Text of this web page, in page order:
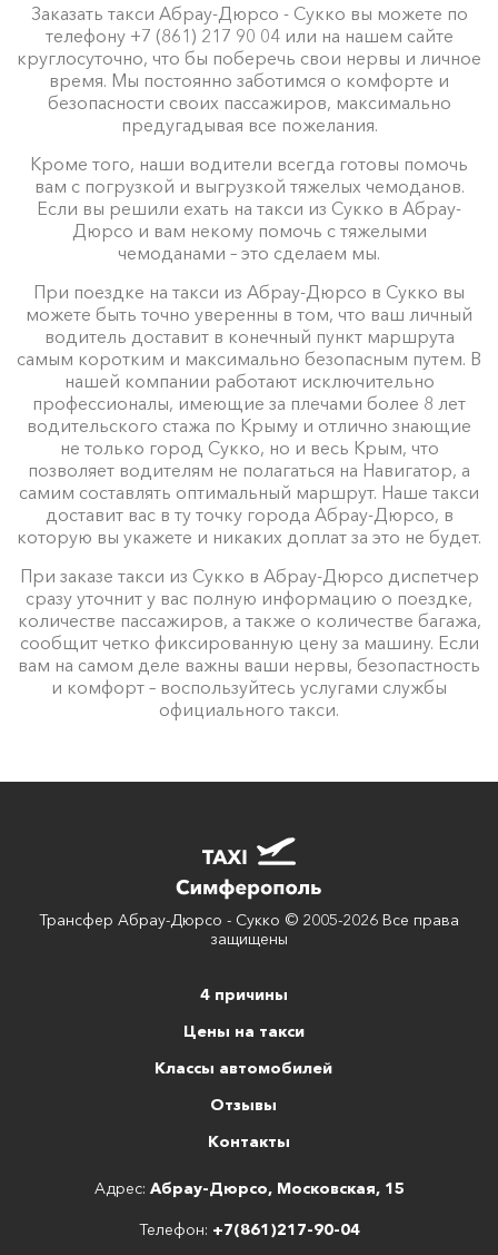
Заказать такси Абрау-Дюрсо - Сукко вы можете по
телефону +7 (861) 217 90 04 или на нашем сайте
круглосуточно, что бы поберечь свои нервы и личное
время. Мы постоянно заботимся о комфорте и
безопасности своих пассажиров, максимально
предугадывая все пожелания.
Кроме того, наши водители всегда готовы помочь
вам с погрузкой и выгрузкой тяжелых чемоданов.
Если вы решили ехать на такси из Сукко в Абрау-
Дюрсо и вам некому помочь с тяжелыми
чемоданами – это сделаем мы.
При поездке на такси из Абрау-Дюрсо в Сукко вы
можете быть точно уверенны в том, что ваш личный
водитель доставит в конечный пункт маршрута
самым коротким и максимально безопасным путем. В
нашей компании работают исключительно
профессионалы, имеющие за плечами более 8 лет
водительского стажа по Крыму и отлично знающие
не только город Сукко, но и весь Крым, что
позволяет водителям не полагаться на Навигатор, а
самим составлять оптимальный маршрут. Наше такси
доставит вас в ту точку города Абрау-Дюрсо, в
которую вы укажете и никаких доплат за это не будет.
При заказе такси из Сукко в Абрау-Дюрсо диспетчер
сразу уточнит у вас полную информацию о поездке,
количестве пассажиров, а также о количестве багажа,
сообщит четко фиксированную цену за машину. Если
вам на самом деле важны ваши нервы, безопастность
и комфорт – воспользуйтесь услугами службы
официального такси.
Трансфер Абрау-Дюрсо - Сукко © 2005-2026 Все права
защищены
4 причины
Цены на такси
Классы автомобилей
Отзывы
Контакты
Адрес: Абрау-Дюрсо, Московская, 15
Телефон: +7(861)217-90-04